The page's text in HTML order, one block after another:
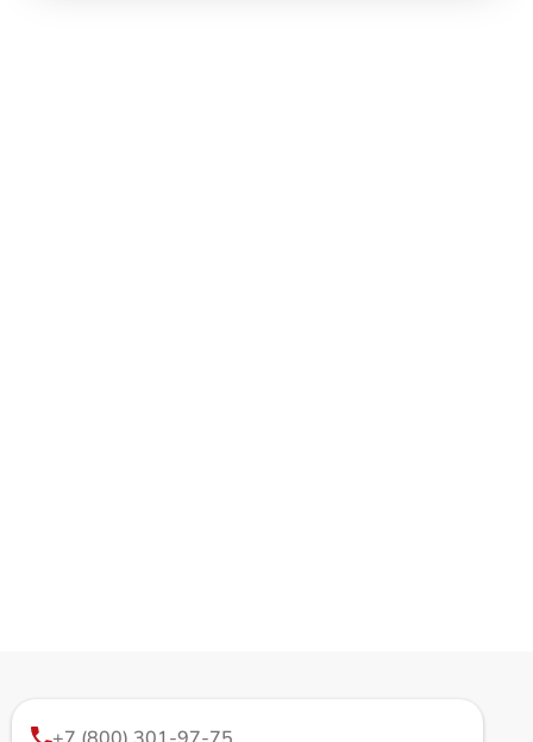
+7 (800) 301-97-75